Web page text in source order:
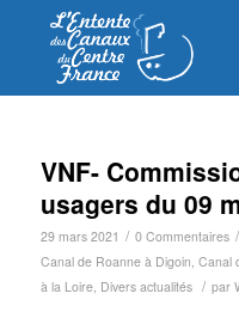
VNF-
usagers du 09
29 mars 2021 / 0 Commentaires /
Canal de Roanne à Digoin, Canal
à la Loire, Divers actualités / par